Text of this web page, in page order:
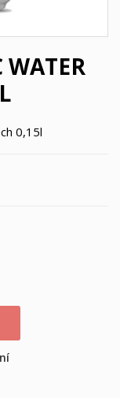
WATER
0,15l
uložit do